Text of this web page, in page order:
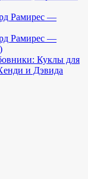
Рамирес —
Рамирес —
Куклы для
и Дэвида